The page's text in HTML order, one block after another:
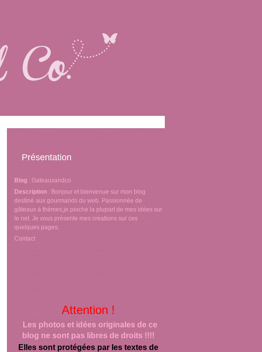
Présentation
Blog : Gateauxandco
Description : Bonjour et bienvenue sur mon blog
destiné aux gourmands du web. Passionnée de
gâteaux à thèmes,je pioche la plupart de mes idées sur
le net. Je vous présente mes créations sur ces
quelques pages.
Contact
Attention !
Les photos et idées originales de ce
blog ne sont pas libres de droits !!!!
Elles sont protégées par les textes de